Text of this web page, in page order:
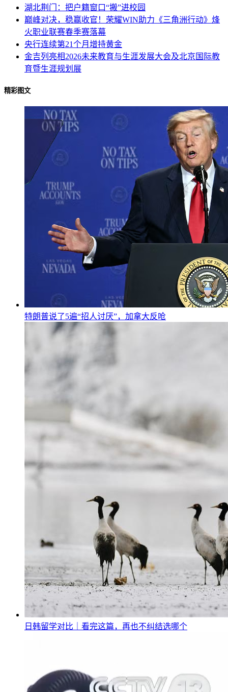
湖北荆门：把户籍窗口“搬”进校园
巅峰对决，稳赢收官！荣耀WIN助力《三角洲行动》烽
火职业联赛春季赛落幕
央行连续第21个月增持黄金
金吉列亮相2026未来教育与生涯发展大会及北京国际教
育暨生涯规划展
精彩图文
特朗普说了5遍“招人讨厌”，加拿大反呛
日韩留学对比｜看完这篇，再也不纠结选哪个